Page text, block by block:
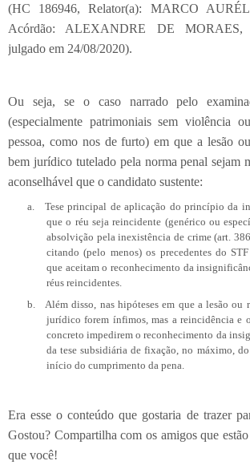
(HC 186946, Relator(a): MARCO
Acórdão: ALEXANDRE DE MORAES,
julgado em 24/08/2020).
Ou seja, se o caso narrado pelo
(especialmente patrimoniais sem violência
pessoa, como nos de furto) em que a lesão
bem jurídico tutelado pela norma penal sejam
aconselhável que o candidato sustente:
a.
Tese principal de aplicação do princípio da
que o réu seja reincidente (genérico ou
absolvição pela inexistência de crime (art.
citando (pelo menos) os precedentes do
que aceitam o reconhecimento da
réus reincidentes.
b.
Além disso, nas hipóteses em que a lesão ou
jurídico forem ínfimos, mas a reincidência e
concreto impedirem o reconhecimento da
da tese subsidiária de fixação, no máximo,
início do cumprimento da pena.
Era esse o conteúdo que gostaria de trazer
Gostou? Compartilha com os amigos que
que você!